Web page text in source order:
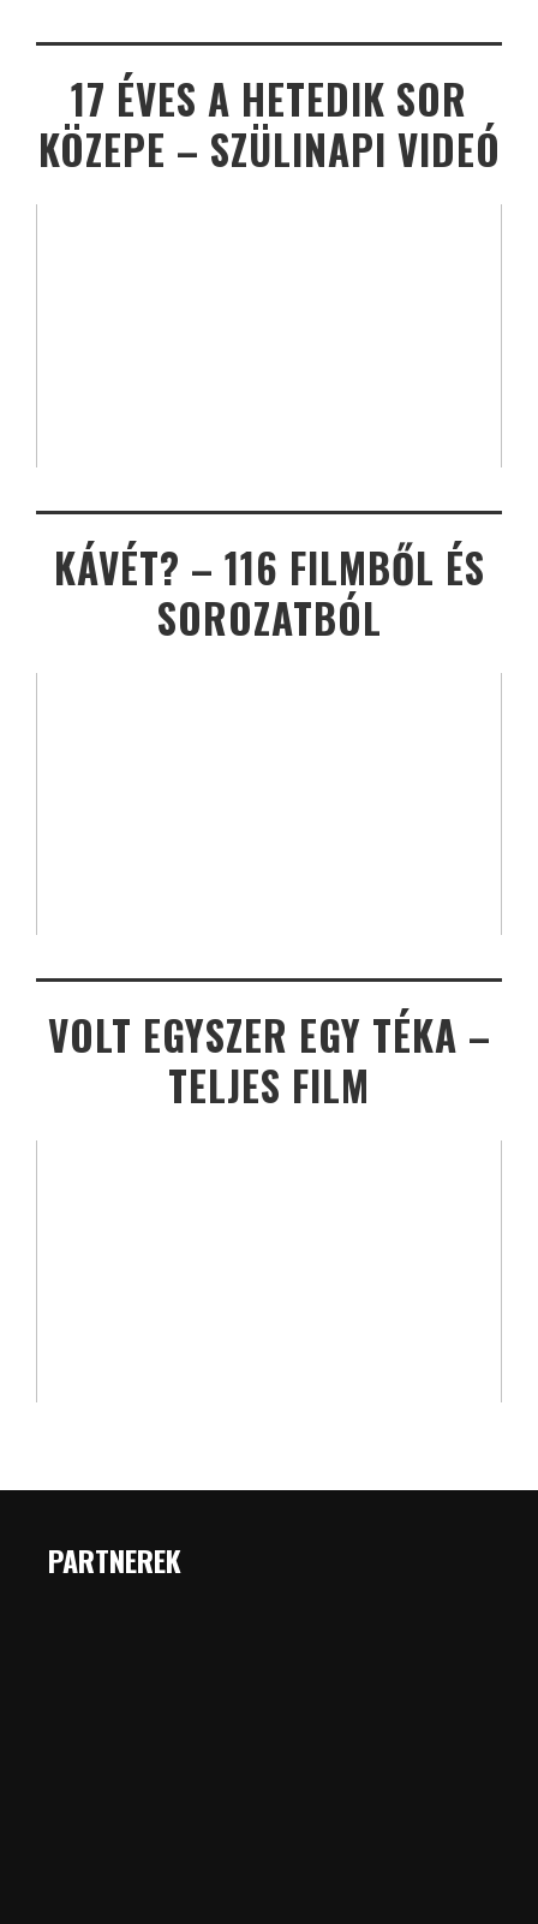
17 ÉVES A HETEDIK SOR
KÖZEPE – SZÜLINAPI VIDEÓ
KÁVÉT? – 116 FILMBŐL ÉS
SOROZATBÓL
VOLT EGYSZER EGY TÉKA –
TELJES FILM
PARTNEREK